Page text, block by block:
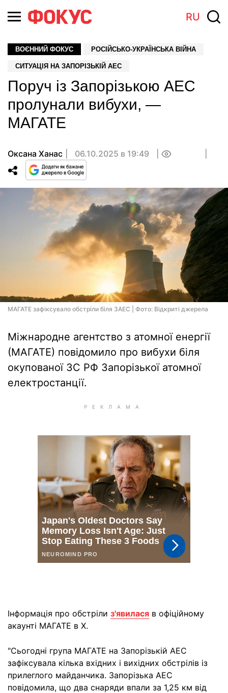
RU
ВОЄННИЙ ФОКУС РОСІЙСЬКО-УКРАЇНСЬКА ВІЙНА
СИТУАЦІЯ НА ЗАПОРІЗЬКІЙ АЕС
Поруч із Запорізькою АЕС
пролунали вибухи, —
МАГАТЕ
Оксана Ханас 06.10.2025 в 19:49
МАГАТЕ зафіксувало обстріли біля ЗАЕС | Фото: Відкриті джерела
Міжнародне агентство з атомної енергії
(МАГАТЕ) повідомило про вибухи біля
окупованої ЗС РФ Запорізької атомної
електростанції.
Інформація про обстріли з'явилася в офіційному
акаунті МАГАТЕ в X.
"Сьогодні група МАГАТЕ на Запорізькій АЕС
зафіксувала кілька вхідних і вихідних обстрілів із
прилеглого майданчика. Запорізька АЕС
повідомила, що два снаряди впали за 1,25 км від